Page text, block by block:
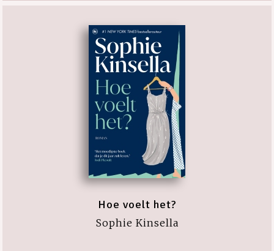
Hoe voelt het?
Sophie Kinsella